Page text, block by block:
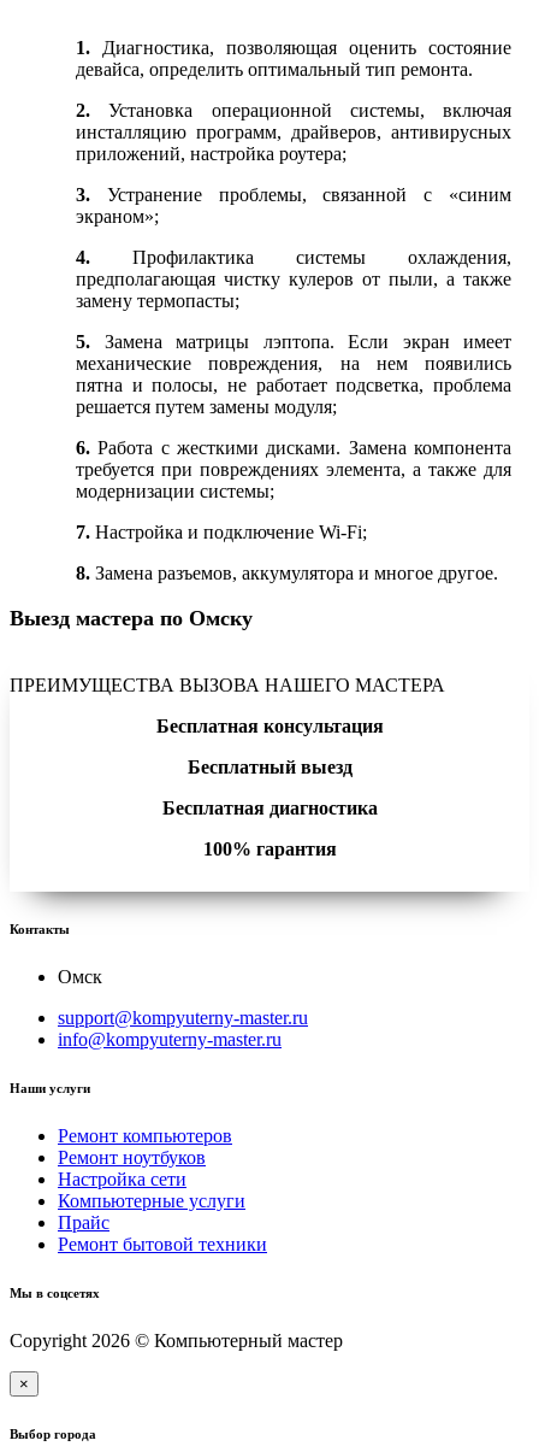
1. Диагностика, позволяющая оценить состояние
девайса, определить оптимальный тип ремонта.
2. Установка операционной системы, включая
инсталляцию программ, драйверов, антивирусных
приложений, настройка роутера;
3. Устранение проблемы, связанной с «синим
экраном»;
4. Профилактика системы охлаждения,
предполагающая чистку кулеров от пыли, а также
замену термопасты;
5. Замена матрицы лэптопа. Если экран имеет
механические повреждения, на нем появились
пятна и полосы, не работает подсветка, проблема
решается путем замены модуля;
6. Работа с жесткими дисками. Замена компонента
требуется при повреждениях элемента, а также для
модернизации системы;
7. Настройка и подключение Wi-Fi;
8. Замена разъемов, аккумулятора и многое другое.
Выезд мастера по Омску
ПРЕИМУЩЕСТВА ВЫЗОВА НАШЕГО МАСТЕРА
Бесплатная консультация
Бесплатный выезд
Бесплатная диагностика
100% гарантия
Контакты
Омск
support@kompyuterny-master.ru
info@kompyuterny-master.ru
Наши услуги
Ремонт компьютеров
Ремонт ноутбуков
Настройка сети
Компьютерные услуги
Прайс
Ремонт бытовой техники
Мы в соцсетях
Copyright 2026 © Компьютерный мастер
×
Выбор города